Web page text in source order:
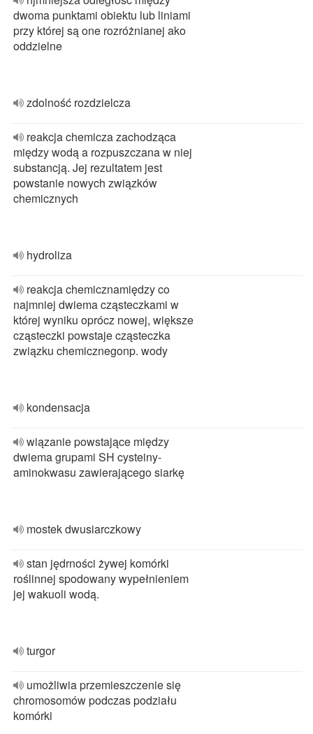
dwoma punktami obiektu lub liniami
przy której są one rozróżnianej ako
oddzielne
zdolność rozdzielcza
reakcja chemicza zachodząca
między wodą a rozpuszczana w niej
substancją. Jej rezultatem jest
powstanie nowych związków
chemicznych
hydroliza
reakcja chemicznamiędzy co
najmniej dwiema cząsteczkami w
której wyniku oprócz nowej, większe
cząsteczki powstaje cząsteczka
związku chemicznegonp. wody
kondensacja
wiązanie powstające między
dwiema grupami SH cysteiny-
aminokwasu zawierającego siarkę
mostek dwusiarczkowy
stan jędrności żywej komórki
roślinnej spodowany wypełnieniem
jej wakuoli wodą.
turgor
umożliwia przemieszczenie się
chromosomów podczas podziału
komórki